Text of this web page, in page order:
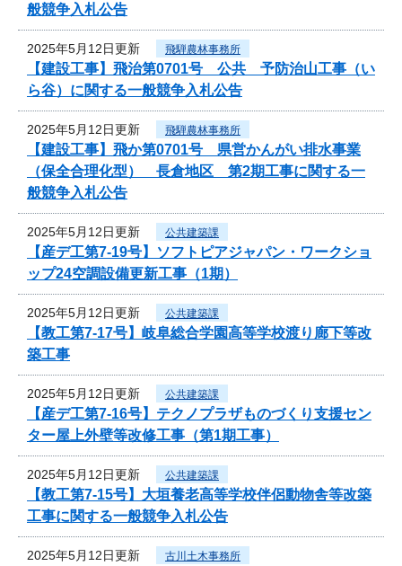
般競争入札公告
2025年5月12日更新 飛騨農林事務所
【建設工事】飛治第0701号 公共 予防治山工事（い
ら谷）に関する一般競争入札公告
2025年5月12日更新 飛騨農林事務所
【建設工事】飛か第0701号 県営かんがい排水事業
（保全合理化型） 長倉地区 第2期工事に関する一
般競争入札公告
2025年5月12日更新 公共建築課
【産デ工第7-19号】ソフトピアジャパン・ワークショ
ップ24空調設備更新工事（1期）
2025年5月12日更新 公共建築課
【教工第7-17号】岐阜総合学園高等学校渡り廊下等改
築工事
2025年5月12日更新 公共建築課
【産デ工第7-16号】テクノプラザものづくり支援セン
ター屋上外壁等改修工事（第1期工事）
2025年5月12日更新 公共建築課
【教工第7-15号】大垣養老高等学校伴侶動物舎等改築
工事に関する一般競争入札公告
2025年5月12日更新 古川土木事務所